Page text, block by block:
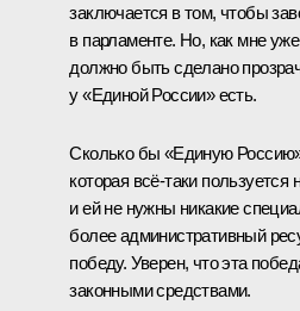
заключается в том, чтобы
в парламенте. Но, как мне
должно быть сделано
у «Единой России» есть.
Сколько бы «Единую Россию»
которая всё‑таки
и ей не нужны никакие
более административный
победу. Уверен, что эта
законными средствами.